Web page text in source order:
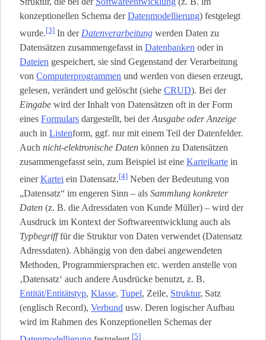
konzeptionellen Schema derDatenmodellierung) festgelegt
wurde.[3] In der Datenverarbeitung werden Daten zu
Datensätzen zusammengefasst in Datenbanken oder in
Dateien gespeichert, sie sind Gegenstand der Verarbeitung
von Computerprogrammen und werden von diesen erzeugt,
gelesen, verändert und gelöscht (siehe CRUD). Bei der
Eingabe wird der Inhalt von Datensätzen oft in der Form
eines Formulars dargestellt, bei derAusgabe oder Anzeige
auch in Listen­form, ggf. nur mit einem Teil der Datenfelder.
Auch nicht-elektronische Daten können zu Datensätzen
zusammengefasst sein, zum Beispiel ist eine Karteikarte in
einerKartei ein Datensatz.[4] Neben der Bedeutung von
„Datensatz“ im engeren Sinn – als Sammlung konkreter
Daten (z. B. die Adressdaten von Kunde Müller) – wird der
Ausdruck im Kontext der Softwareentwicklung auch als
Typbegrifffür die Struktur von Daten verwendet (Datensatz
Adressdaten). Abhängig von den dabei angewendeten
Methoden, Programmiersprachen etc. werden anstelle von
‚Datensatz‘ auch andere Ausdrücke benutzt, z. B.
Entität/Entitätstyp, Klasse, Tupel, Zeile, Struktur, Satz
(englisch Record), Verbund usw. Deren logischer Aufbau
wird im Rahmen des Konzeptionellen Schemas der
[5]